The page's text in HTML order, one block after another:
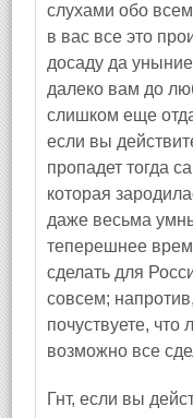
слухами обо
в вас все это
досаду да
далеко вам до
слишком еще
если вы
пропадет тогда
которая
даже весьма
теперешнее
сделать для
совсем;
почуствуете,
возможно все
Гнт, если вы